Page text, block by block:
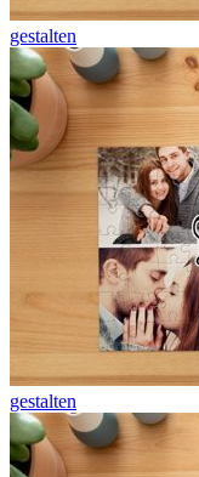
gestalten
gestalten